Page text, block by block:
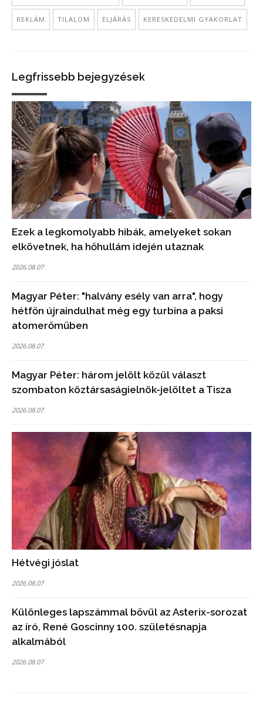
REKLÁM TILALOM ELJÁRÁS KERESKEDELMI GYAKORLAT
Legfrissebb bejegyzések
Ezek a legkomolyabb hibák, amelyeket sokan
elkövetnek, ha hőhullám idején utaznak
2026.08.07
Magyar Péter: "halvány esély van arra", hogy
hétfőn újraindulhat még egy turbina a paksi
atomerőműben
2026.08.07
Magyar Péter: három jelölt közül választ
szombaton köztársaságielnök-jelöltet a Tisza
2026.08.07
Hétvégi jóslat
2026.08.07
Különleges lapszámmal bővül az Asterix-sorozat
az író, René Goscinny 100. születésnapja
alkalmából
2026.08.07